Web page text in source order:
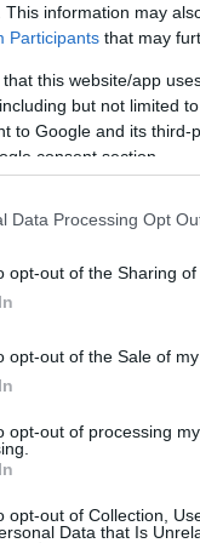
This information may
Participants that may
that this website/app
but not limited
to Google and its
consent section.
Data Processing Opt
opt-out of the Sharing of
opt-out of the Sale of
opt-out of processing
opt-out of Collection,
Data that Is
A
hallgatása